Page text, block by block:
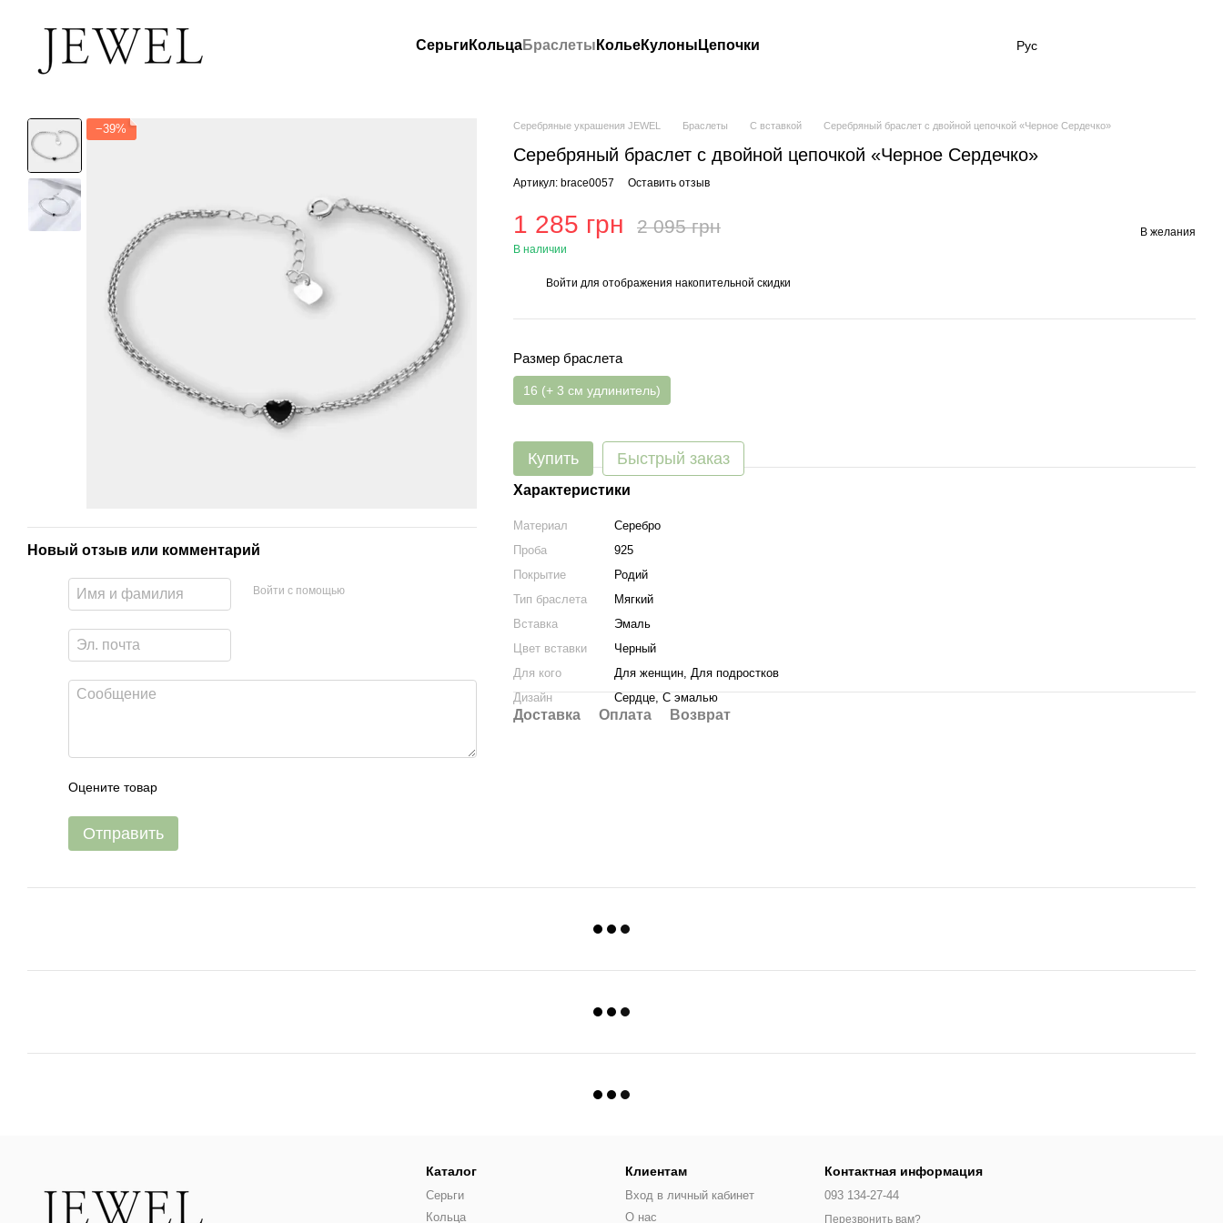
Серьги КольцаБраслеты КольеКулоны Цепочки Рус
−39%
Новый отзыв или комментарий
Войти с помощью
Оцените товар
Отправить
Серебряные украшения JEWEL Браслеты С вставкой Серебряный браслет с двойной цепочкой «Черное Сердечко»
Серебряный браслет с двойной цепочкой «Черное Сердечко»
Артикул: brace0057 Оставить отзыв
1 285 грн 2 095 грн
В наличии
В желания
Войти для отображения накопительной скидки
Размер браслета
16 (+ 3 см удлинитель)
Купить Быстрый заказ
Характеристики
Материал
Серебро
Проба
925
Покрытие
Родий
Тип браслета
Мягкий
Вставка
Эмаль
Цвет вставки
Черный
Для кого
Для женщин, Для подростков
Дизайн
Сердце, С эмалью
Доставка Оплата Возврат
Каталог
Серьги
Кольца
Клиентам
Вход в личный кабинет
О нас
Контактная информация
093 134-27-44
Перезвонить вам?